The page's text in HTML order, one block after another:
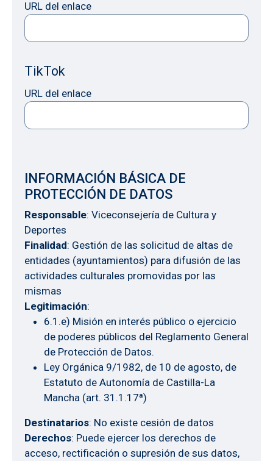
URL del enlace
TikTok
URL del enlace
INFORMACIÓN BÁSICA DE
PROTECCIÓN DE DATOS
Responsable: Viceconsejería de Cultura y
Deportes
Finalidad: Gestión de las solicitud de altas de
entidades (ayuntamientos) para difusión de las
actividades culturales promovidas por las
mismas
Legitimación:
6.1.e) Misión en interés público o ejercicio
de poderes públicos del Reglamento General
de Protección de Datos.
Ley Orgánica 9/1982, de 10 de agosto, de
Estatuto de Autonomía de Castilla-La
Mancha (art. 31.1.17ª)
Destinatarios: No existe cesión de datos
Derechos: Puede ejercer los derechos de
acceso, rectificación o supresión de sus datos,